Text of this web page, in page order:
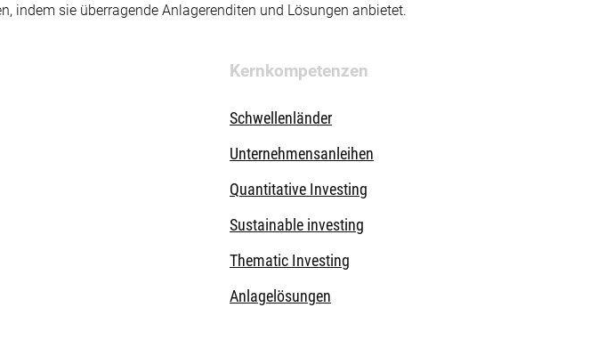
indem sie überragende Anlagerenditen und Lösungen anbietet.
Kernkompetenzen
Schwellenländer
Unternehmensanleihen
Quantitative Investing
Sustainable investing
Thematic Investing
Anlagelösungen